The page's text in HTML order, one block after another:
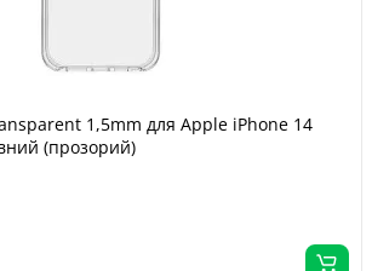
1,5mm для Apple iPhone 14
(прозорий)